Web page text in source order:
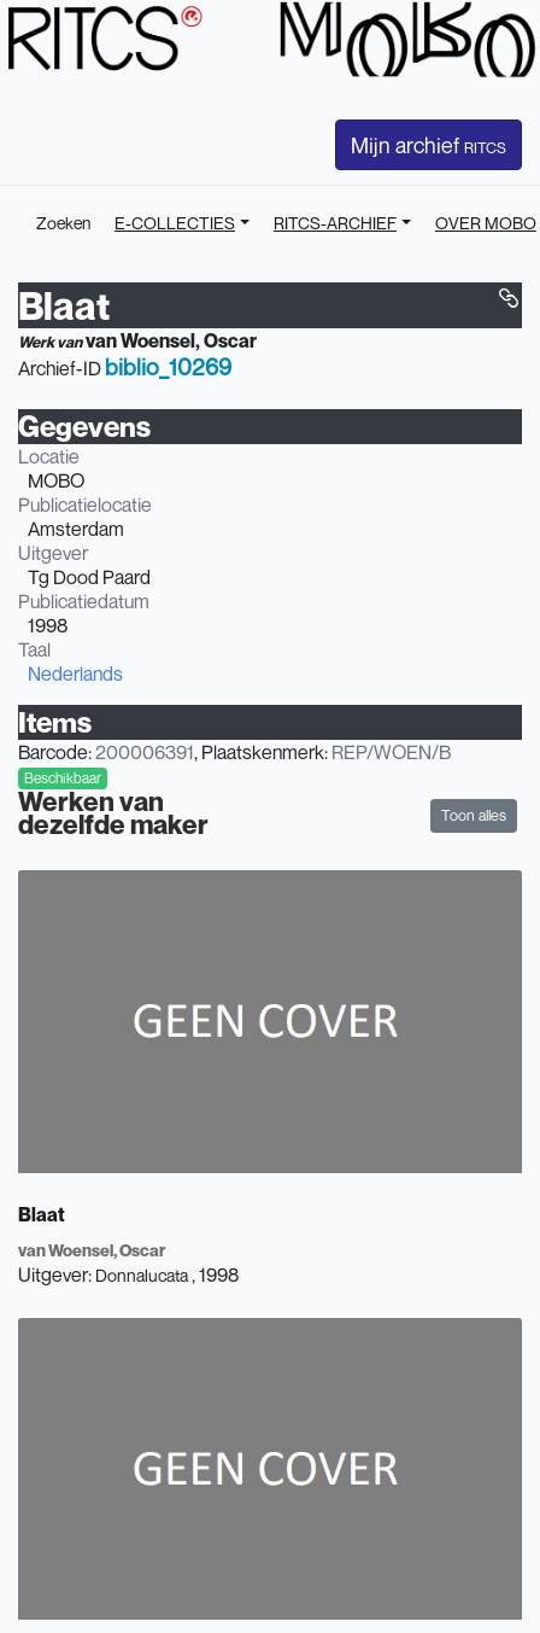
Mijn archief RITCS
Zoeken E-COLLECTIES RITCS-ARCHIEF OVER MOBO
Blaat
Werk van van Woensel, Oscar
Archief-ID biblio_10269
Gegevens
Locatie
MOBO
Publicatielocatie
Amsterdam
Uitgever
Tg Dood Paard
Publicatiedatum
1998
Taal
Nederlands
Items
Barcode:200006391, Plaatskenmerk: REP/WOEN/B
Beschikbaar
Werken van
dezelfde maker Toon alles
Blaat
van Woensel, Oscar
Uitgever: Donnalucata , 1998